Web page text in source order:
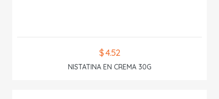
$ 4.52
NISTATINA EN CREMA 30G